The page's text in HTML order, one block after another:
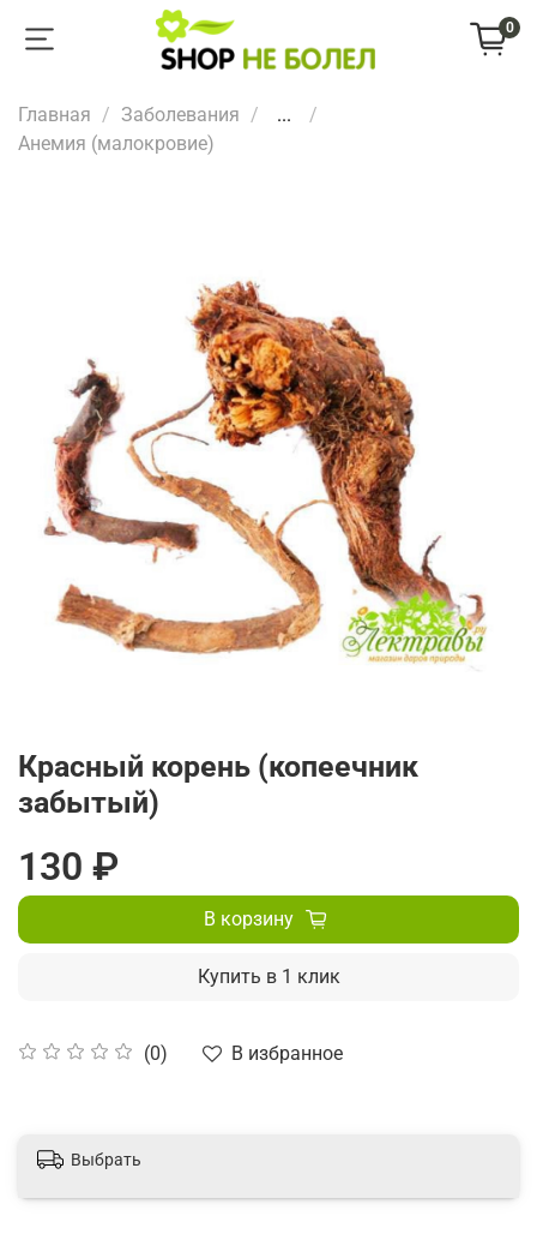
0
Главная Заболевания
...
Анемия (малокровие)
Красный корень (копеечник
забытый)
(0) В избранное
130 ₽
В корзину
Купить в 1 клик
Выбрать